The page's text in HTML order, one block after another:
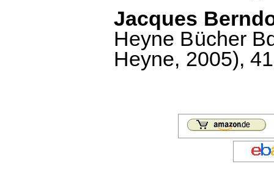
Jacques
Heyne Bücher
Heyne, 2005),